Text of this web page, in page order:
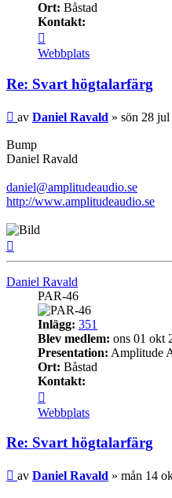
Ort: Båstad
Kontakt:
Daniel
Ravald
Webbplats
Re: Svart högtalarfärg
Inlägg
av Daniel Ravald » sön 28
Bump
Daniel Ravald
daniel@amplitudeaudio.se
http://www.amplitudeaudio.se
Daniel Ravald
PAR-46
Inlägg: 351
Blev medlem: ons 01 okt
Presentation: Amplitude
Ort: Båstad
Kontakt:
Daniel
Ravald
Webbplats
Re: Svart högtalarfärg
Inlägg
av Daniel Ravald » mån 14